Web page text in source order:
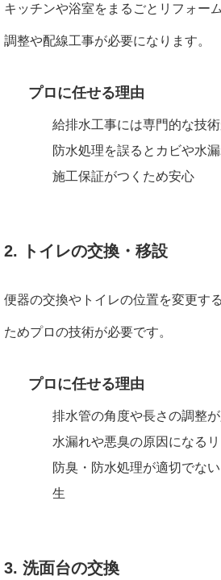
キッチンや浴室をまるごとリフォー
調整や配線工事が必要になります。
プロに任せる理由
給排水工事には専門的な技
防水処理を誤るとカビや水
施工保証がつくため安心
2. トイレの交換・移設
便器の交換やトイレの位置を変更す
ためプロの技術が必要です。
プロに任せる理由
排水管の角度や長さの調整
水漏れや悪臭の原因になる
防臭・防水処理が適切でな
生
3. 洗面台の交換